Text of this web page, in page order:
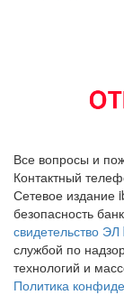
Все вопросы и
Контактный
Сетевое издание
безопасность
свидетельство
службой по
технологий и
Политика